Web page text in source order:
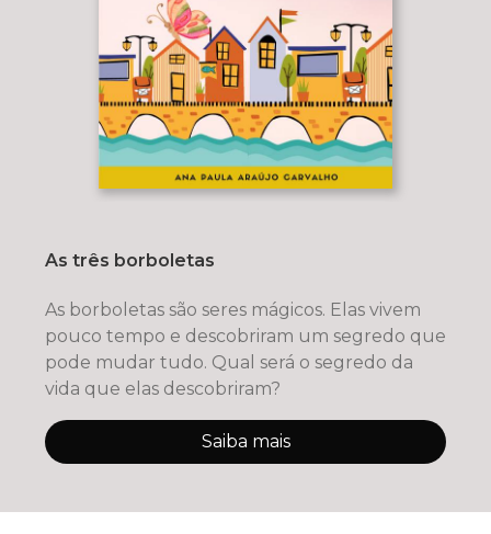
As três borboletas
As borboletas são seres mágicos. Elas vivem
pouco tempo e descobriram um segredo que
pode mudar tudo. Qual será o segredo da
vida que elas descobriram?
Saiba mais